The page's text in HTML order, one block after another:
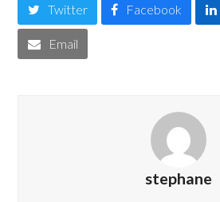
Twitter Facebook
Email
stephane